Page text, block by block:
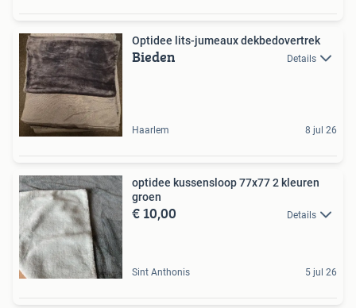
Optidee lits-jumeaux dekbedovertrek
Bieden Details
Haarlem 8 jul 26
optidee kussensloop 77x77 2 kleuren
groen
€ 10,00 Details
Sint Anthonis 5 jul 26